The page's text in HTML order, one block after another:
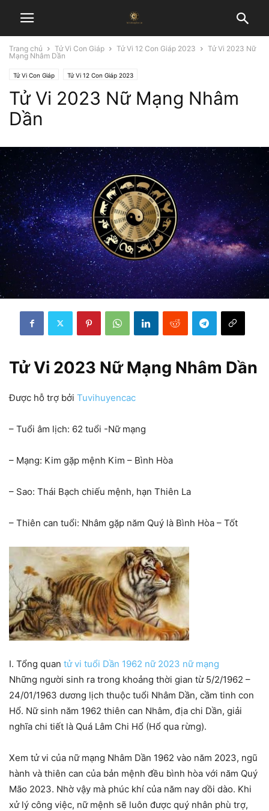
Trang chủ Tử Vi Con Giáp Tử Vi 12 Con Giáp 2023
Tử Vi 2023 Nữ
Mạng Nhâm Dần
Tử Vi Con Giáp Tử Vi 12 Con Giáp 2023
Tử Vi 2023 Nữ Mạng Nhâm
Dần
Tử Vi 2023 Nữ Mạng Nhâm Dần
Được hỗ trợ bởi Tuvihuyencac
– Tuổi âm lịch: 62 tuổi -Nữ mạng
– Mạng: Kim gặp mệnh Kim – Bình Hòa
– Sao: Thái Bạch chiếu mệnh, hạn Thiên La
– Thiên can tuổi: Nhâm gặp năm Quý là Bình Hòa – Tốt
I. Tổng quan tử vi tuổi Dần 1962 nữ 2023 nữ mạng
Những người sinh ra trong khoảng thời gian từ 5/2/1962 –
24/01/1963 dương lịch thuộc tuổi Nhâm Dần, cầm tinh con
Hổ. Nữ sinh năm 1962 thiên can Nhâm, địa chi Dần, giải
nghĩa chi tiết là Quá Lâm Chi Hổ (Hổ qua rừng).
Xem tử vi của nữ mạng Nhâm Dần 1962 vào năm 2023, ngũ
hành và thiên can của bản mệnh đều bình hòa với năm Quý
Mão 2023. Nhờ vậy mà phúc khí của năm nay dồi dào. Khi
xử lý công việc, nữ mệnh sẽ luôn được quý nhân phù trợ,